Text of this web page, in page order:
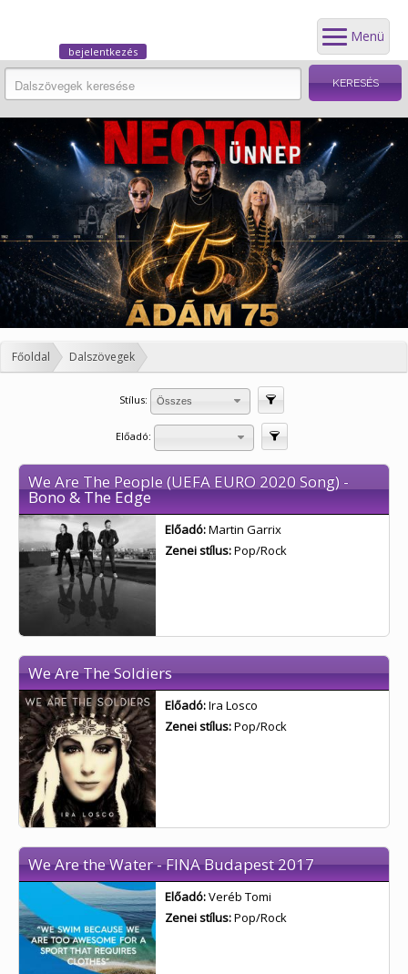
Menü
bejelentkezés
Főoldal Dalszövegek
Stílus: Összes
Előadó:
We Are The People (UEFA EURO 2020 Song) -
Bono & The Edge
Előadó:Martin Garrix
Zenei stílus:Pop/Rock
We Are The Soldiers
Előadó:Ira Losco
Zenei stílus:Pop/Rock
We Are the Water - FINA Budapest 2017
Előadó:Veréb Tomi
Zenei stílus:Pop/Rock